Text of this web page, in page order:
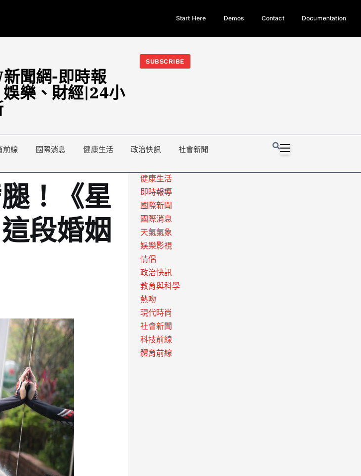
萬媒宣費惹議 梁文傑回「只能靠嘴巴」
今日熱門新聞TOP3｜西拉雅族正式成第17個原住民族、立院電競
光電場回
Start Here Demos Contact Documentation
聞網-即時報
樂、財經|24小
SUBSCRIBE
前線 國際消息 健康生活 政治快訊 社會新聞
！《星
段婚姻
健康生活
即時報導
國際新聞
國際消息
天氣氣象
娛樂影視
情侶
政治快訊
教育與科學
熱吻
現代時尚
社會新聞
科技前線
體育前線